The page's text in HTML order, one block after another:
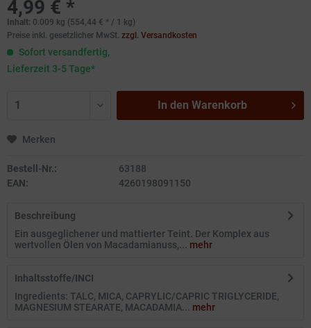
4,99 € *
Inhalt: 0.009 kg (554,44 € * / 1 kg)
Preise inkl. gesetzlicher MwSt. zzgl. Versandkosten
Sofort versandfertig,
Lieferzeit 3-5 Tage*
In den Warenkorb
Merken
Bestell-Nr.:
63188
EAN:
4260198091150
Beschreibung
Ein ausgeglichener und mattierter Teint. Der Komplex aus
wertvollen Ölen von Macadamianuss,... mehr
Inhaltsstoffe/INCI
Ingredients: TALC, MICA, CAPRYLIC/CAPRIC TRIGLYCERIDE,
MAGNESIUM STEARATE, MACADAMIA... mehr